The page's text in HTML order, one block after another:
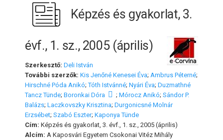
Képzés és gyakorlat, 3.
évf., 1. sz., 2005 (április)
Szerkesztő: Deli István
További szerzők: Kis Jenőné Kenesei Éva; Ambrus Péterné;
Hirschné Póda Anikó;Tóth Istvánné; Nyári Éva; Duzmathné
Tancz Tünde; Boronkai Dóra ; Mórocz Anikó; Sándor P.
Balázs; Laczkovszky Krisztina; Durgonicsné Molnár
Erzsébet; Szabó Eszter; Kaponya Tünde
Cím: Képzés és gyakorlat, 3. évf., 1. sz., 2005 (április)
Alcím: A Kaposvári Egyetem Csokonai Vitéz Mihály